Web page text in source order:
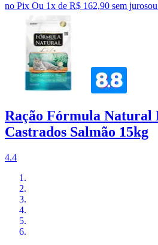
no Pix Ou 1x de R$ 162,90 sem jurosou
Ração Fórmula Natural
Castrados Salmão 15kg
4.4